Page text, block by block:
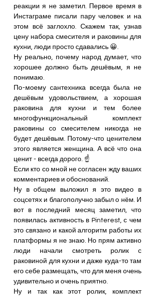
реакции я не заметил. Первое время в
Инстаграме писали пару человек и на
этом всё заглохло. Скажем так, узнав
цену набора смесителя и раковины для
кухни, люди просто сдавались 😀.
Ну реально, почему народ думает, что
хорошее должно быть дешёвым, я не
понимаю.
По-моему сантехника всегда была не
дешёвым удовольствием, а хорошая
раковина для кухни и тем более
многофункциональный комплект
раковины со смесителем никогда не
будет дешёвым. Потому-что ценителем
этого является женщина. А всё что она
ценит - всегда дорого. ☝️
Если кто со мной не согласен жду ваших
комментариев и обоснований.
Ну в общем выложил я это видео в
соцсетях и благополучно забыл о нём. И
вот в последний месяц заметил, что
появилась активность в Pinterest, с чем
это связано и какой алгоритм работы их
платформы я не знаю. Но прям активно
люди начали смотреть ролик с
раковиной для кухни и даже куда-то там
его себе размещать, что для меня очень
удивительно и очень приятно.
Ну и так как этот ролик, комплект